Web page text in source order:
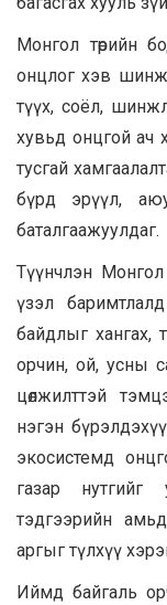
Монгол төрийн
онцлог хэв шинж,
түүх, соёл,
хувьд онцгой ач
тусгай
бүрд эрүүл,
баталгаажуулдаг.
Түүнчлэн
үзэл
байдлыг хангах,
орчин, ой, усны
цөлжилттэй
нэгэн
экосистемд
газар нутгийг
тэдгээрийн
аргыг түлхүү
Иймд байгаль